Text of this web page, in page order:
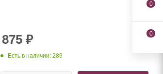
875 ₽
Есть в наличии: 289
0
0